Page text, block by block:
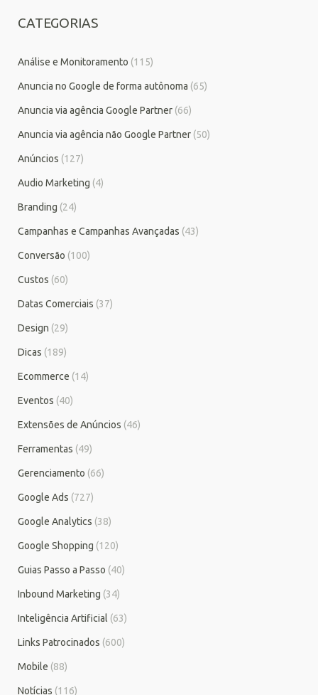
CATEGORIAS
Análise e Monitoramento (115)
Anuncia no Google de forma autônoma (65)
Anuncia via agência Google Partner (66)
Anuncia via agência não Google Partner (50)
Anúncios (127)
Audio Marketing (4)
Branding (24)
Campanhas e Campanhas Avançadas (43)
Conversão (100)
Custos (60)
Datas Comerciais (37)
Design (29)
Dicas (189)
Ecommerce (14)
Eventos (40)
Extensões de Anúncios (46)
Ferramentas (49)
Gerenciamento (66)
Google Ads (727)
Google Analytics (38)
Google Shopping (120)
Guias Passo a Passo (40)
Inbound Marketing (34)
Inteligência Artificial (63)
Links Patrocinados (600)
Mobile (88)
Notícias (116)